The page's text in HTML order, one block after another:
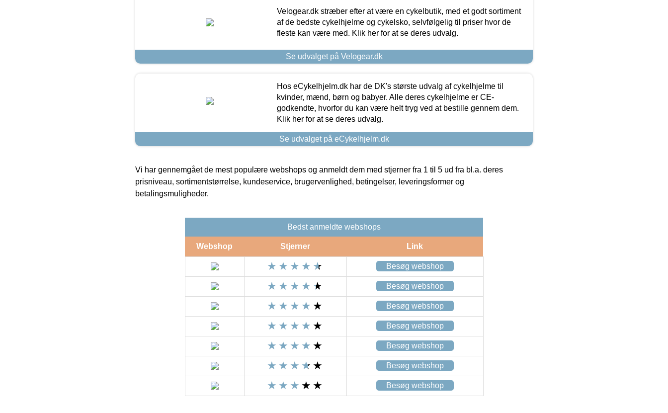
Velogear.dk stræber efter at være en cykelbutik, med et godt sortiment
af de bedste cykelhjelme og cykelsko, selvfølgelig til priser hvor de
fleste kan være med. Klik her for at se deres udvalg.
Se udvalget på Velogear.dk
Hos eCykelhjelm.dk har de DK's største udvalg af cykelhjelme til
kvinder, mænd, børn og babyer. Alle deres cykelhjelme er CE-
godkendte, hvorfor du kan være helt tryg ved at bestille gennem dem.
Klik her for at se deres udvalg.
Se udvalget på eCykelhjelm.dk
Vi har gennemgået de mest populære webshops og anmeldt dem med stjerner fra 1 til 5 ud fra bl.a. deres
prisniveau, sortimentstørrelse, kundeservice, brugervenlighed, betingelser, leveringsformer og
betalingsmuligheder.
Bedst anmeldte webshops
Webshop Stjerner Link
Besøg webshop
Besøg webshop
Besøg webshop
Besøg webshop
Besøg webshop
Besøg webshop
Besøg webshop